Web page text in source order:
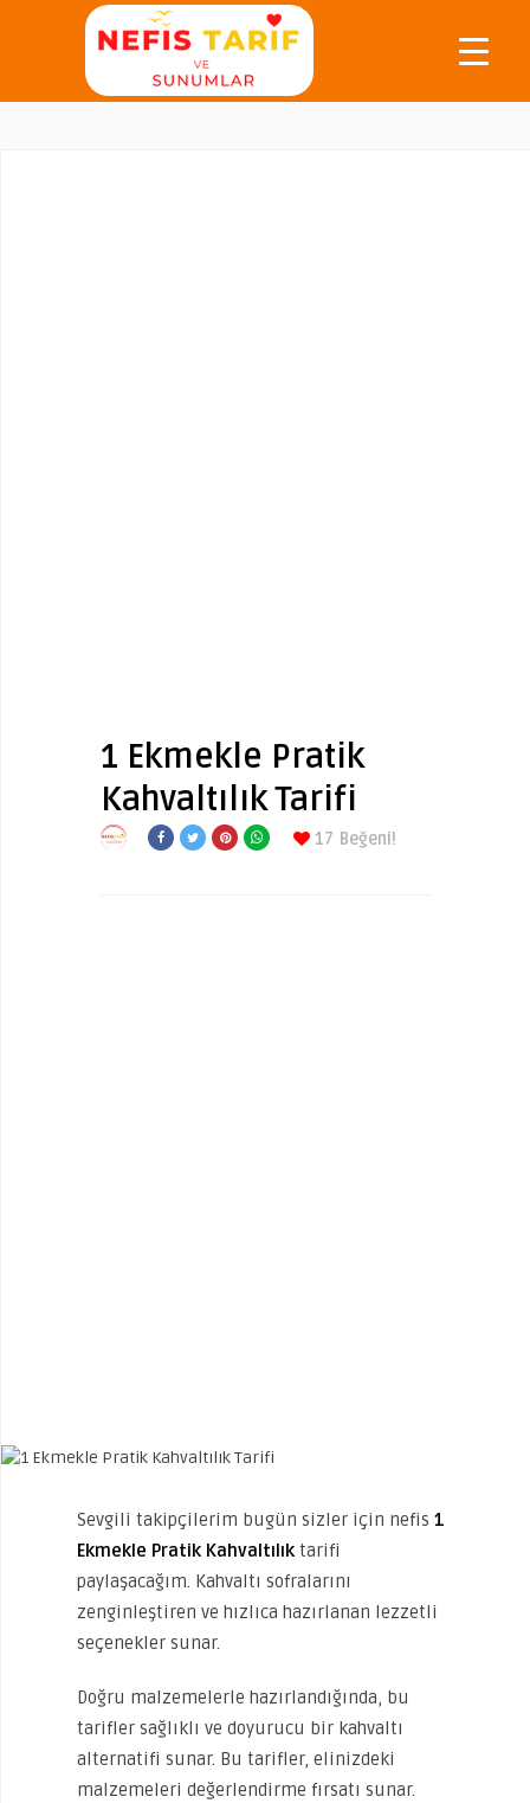
1 Ekmekle Pratik
Kahvaltılık Tarifi
17 Beğeni!
Sevgili takipçilerim bugün sizler için nefis 1
Ekmekle Pratik Kahvaltılıktarifi
paylaşacağım. Kahvaltı sofralarını
zenginleştiren ve hızlıca hazırlanan lezzetli
seçenekler sunar.
Doğru malzemelerle hazırlandığında, bu
tarifler sağlıklı ve doyurucu bir kahvaltı
alternatifi sunar. Bu tarifler, elinizdeki
malzemeleri değerlendirme fırsatı sunar.